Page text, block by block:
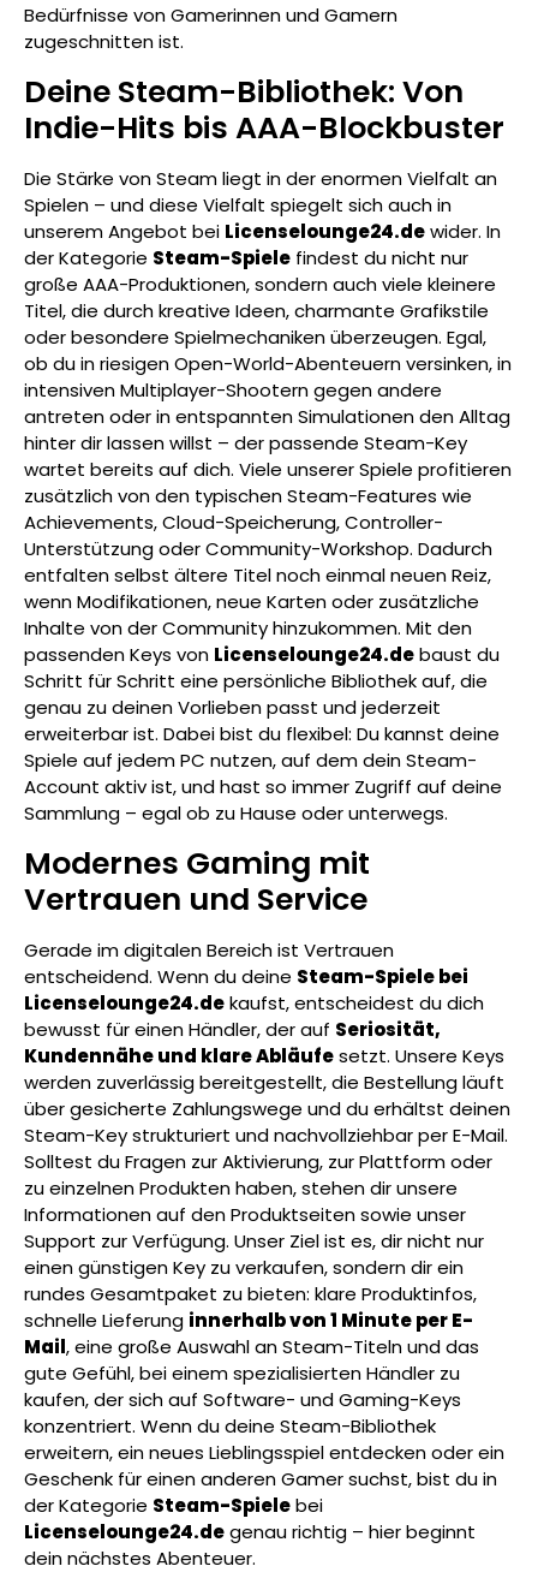
Bedürfnisse von Gamerinnen und Gamern
zugeschnitten ist.
Deine Steam-Bibliothek: Von
Indie-Hits bis AAA-Blockbuster
Die Stärke von Steam liegt in der enormen Vielfalt an
Spielen – und diese Vielfalt spiegelt sich auch in
unserem Angebot bei Licenselounge24.dewider. In
der Kategorie Steam-Spiele findest du nicht nur
große AAA-Produktionen, sondern auch viele kleinere
Titel, die durch kreative Ideen, charmante Grafikstile
oder besondere Spielmechaniken überzeugen. Egal,
ob du in riesigen Open-World-Abenteuern versinken, in
intensiven Multiplayer-Shootern gegen andere
antreten oder in entspannten Simulationen den Alltag
hinter dir lassen willst – der passende Steam-Key
wartet bereits auf dich. Viele unserer Spiele profitieren
zusätzlich von den typischen Steam-Features wie
Achievements, Cloud-Speicherung, Controller-
Unterstützung oder Community-Workshop. Dadurch
entfalten selbst ältere Titel noch einmal neuen Reiz,
wenn Modifikationen, neue Karten oder zusätzliche
Inhalte von der Community hinzukommen. Mit den
passenden Keys von Licenselounge24.debaust du
Schritt für Schritt eine persönliche Bibliothek auf, die
genau zu deinen Vorlieben passt und jederzeit
erweiterbar ist. Dabei bist du flexibel: Du kannst deine
Spiele auf jedem PC nutzen, auf dem dein Steam-
Account aktiv ist, und hast so immer Zugriff auf deine
Sammlung – egal ob zu Hause oder unterwegs.
Modernes Gaming mit
Vertrauen und Service
Gerade im digitalen Bereich ist Vertrauen
entscheidend. Wenn du deine Steam-Spiele bei
Licenselounge24.dekaufst, entscheidest du dich
bewusst für einen Händler, der auf Seriosität,
Kundennähe und klare Abläufesetzt. Unsere Keys
werden zuverlässig bereitgestellt, die Bestellung läuft
über gesicherte Zahlungswege und du erhältst deinen
Steam-Key strukturiert und nachvollziehbar per E-Mail.
Solltest du Fragen zur Aktivierung, zur Plattform oder
zu einzelnen Produkten haben, stehen dir unsere
Informationen auf den Produktseiten sowie unser
Support zur Verfügung. Unser Ziel ist es, dir nicht nur
einen günstigen Key zu verkaufen, sondern dir ein
rundes Gesamtpaket zu bieten: klare Produktinfos,
schnelle Lieferung innerhalb von 1 Minute per E-
Mail, eine große Auswahl an Steam-Titeln und das
gute Gefühl, bei einem spezialisierten Händler zu
kaufen, der sich auf Software- und Gaming-Keys
konzentriert. Wenn du deine Steam-Bibliothek
erweitern, ein neues Lieblingsspiel entdecken oder ein
Geschenk für einen anderen Gamer suchst, bist du in
der Kategorie Steam-Spielebei
Licenselounge24.degenau richtig – hier beginnt
dein nächstes Abenteuer.